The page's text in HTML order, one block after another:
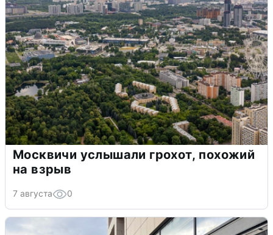
Москвичи услышали грохот, похожий
на взрыв
7 августа 0